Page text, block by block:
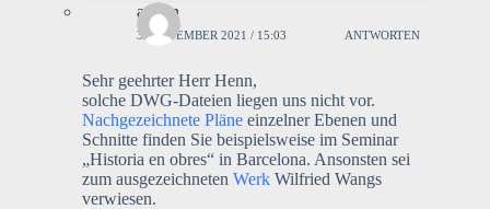
admin
3. NOVEMBER 2021 / 15:03 ANTWORTEN
Sehr geehrter Herr Henn,
solche DWG-Dateien liegen uns nicht vor.
Nachgezeichnete Pläne einzelner Ebenen und
Schnitte finden Sie beispielsweise im Seminar
„Historia en obres“ in Barcelona. Ansonsten sei
zum ausgezeichneten Werk Wilfried Wangs
verwiesen.